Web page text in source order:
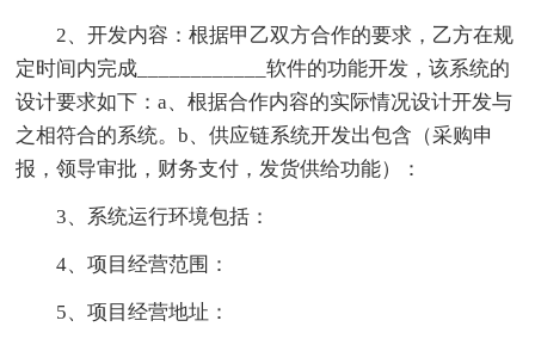
2、开发内容：根据甲乙双方合作的要求，乙方在规
定时间内完成____________软件的功能开发，该系统的
设计要求如下：a、根据合作内容的实际情况设计开发与
之相符合的系统。b、供应链系统开发出包含（采购申
报，领导审批，财务支付，发货供给功能）：
3、系统运行环境包括：
4、项目经营范围：
5、项目经营地址：